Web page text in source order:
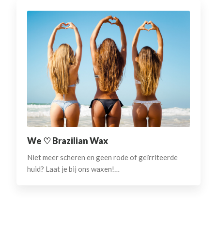
We ♡ Brazilian Wax
Niet meer scheren en geen rode of geïrriteerde
huid? Laat je bij ons waxen!…